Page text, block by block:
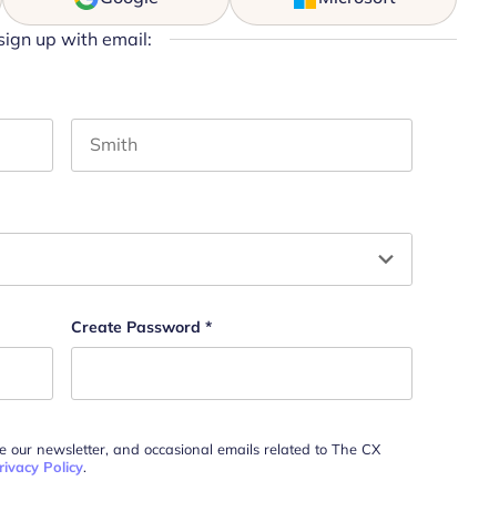
up with email:
Create Password *
our newsletter, and occasional emails related to The CX
Policy.